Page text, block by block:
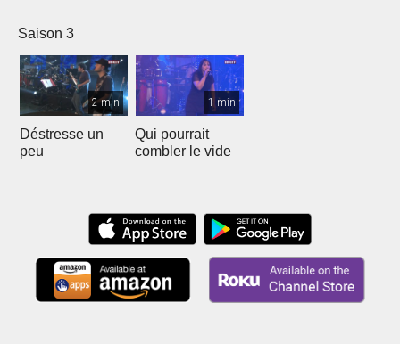
Saison 3
2 min
Déstresse un
peu
1 min
Qui pourrait
combler le vide